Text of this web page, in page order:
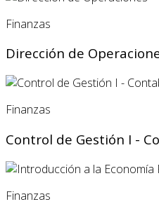
Finanzas
Dirección de
Finanzas
Control de Gestión I -
Finanzas